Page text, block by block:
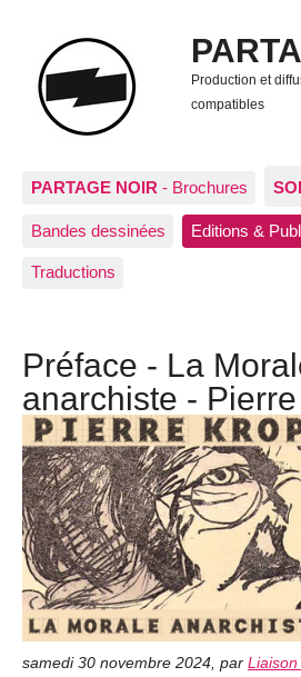
Production et
compatibles
PARTAGE NOIR - Brochures
Bandes dessinées Editions &
Traductions
Préface - La
anarchiste -
samedi 30 novembre 2024, par Liaison